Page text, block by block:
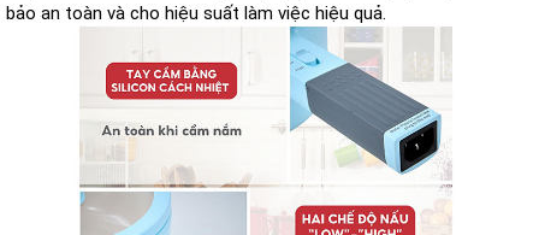
bảo an toàn và cho hiệu suất làm việc hiệu quả.